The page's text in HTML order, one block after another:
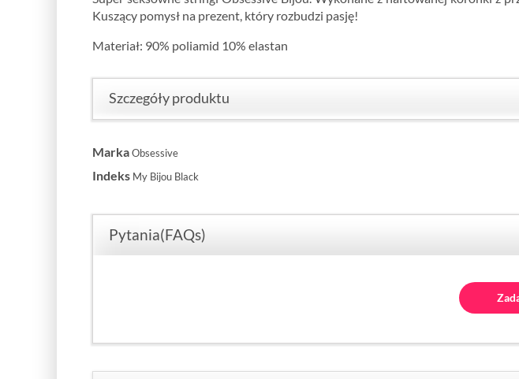
Kuszący pomysł na prezent, który rozbudzi pasję!
Materiał: 90% poliamid 10% elastan
Szczegóły produktu
MarkaObsessive
Indeks My Bijou Black
Pytania(FAQs)